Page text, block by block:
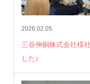
2026.02.05
三谷伸銅株式会社様
した♪